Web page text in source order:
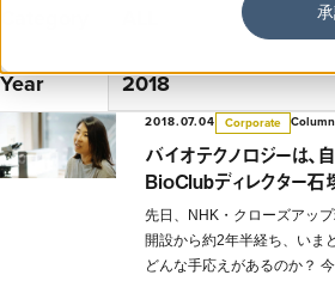
Year
2018.07.04 Corporate Column
バイオテクノロジーは
BioClubディレクター石
先日、NHK・クローズアッ
開設から約2年半経ち、いま
どんな手応えがあるのか？